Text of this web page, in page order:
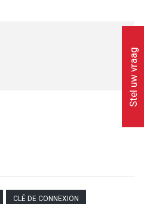
CLÉ DE CONNEXION
Stel uw vraag